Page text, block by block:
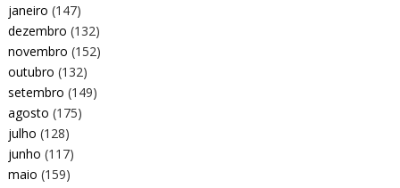
janeiro (147)
dezembro (132)
novembro (152)
outubro (132)
setembro (149)
agosto (175)
julho (128)
junho (117)
maio (159)